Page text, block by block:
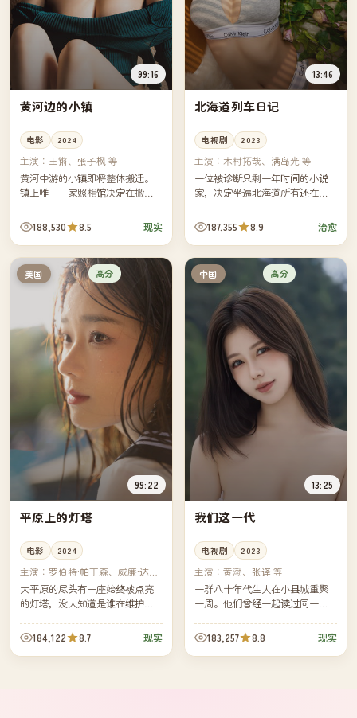
99:16
黄河边的小镇
电影 2024
主演： 王锵、张子枫 等
黄河中游的小镇即将整体搬迁。
镇上唯一一家照相馆决定在搬迁
影。三个月里，镜头比小镇本身
先一步告别。
188,530 8.5 现实
13:46
北海道列车日记
电视剧 2023
主演： 木村拓哉、满岛光 等
一位被诊断只剩一年时间的小说
家，决定坐遍北海道所有还在运
偶遇，都比他自己的小说更难
写。
187,355 8.9 治愈
美国 高分
99:22
平原上的灯塔
电影 2024
主演： 罗伯特·帕丁森、威廉·达福
等
大平原的尽头有一座始终被点亮
的灯塔，没人知道是谁在维护
开车追到那里，并住下来找出答
案。
184,122 8.7 现实
中国 高分
13:25
我们这一代
电视剧 2023
主演：黄渤、张译 等
一群八十年代生人在小县城重聚
一周。他们曾经一起读过同一所
广州、汕头与县城本地——但他
们的烦恼竟然惊人地相似。
183,257 8.8 现实